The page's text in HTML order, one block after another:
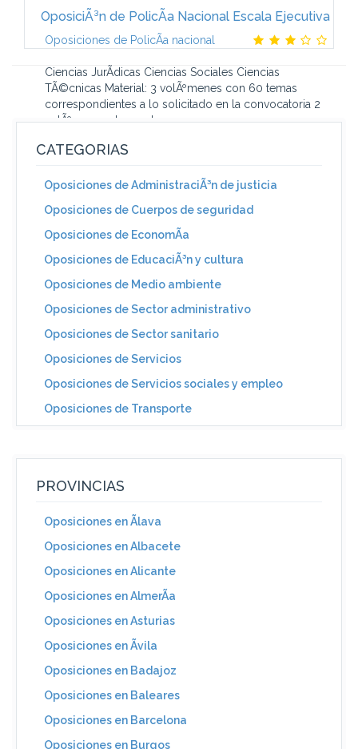
OposiciÃ³n de PolicÃ­a Nacional Escala Ejecutiva
Oposiciones de PolicÃ­a nacional
Ciencias JurÃ­dicas Ciencias Sociales Ciencias
TÃ©cnicas Material: 3 volÃºmenes con 60 temas
correspondientes a lo solicitado en la convocatoria 2
volÃºmenes de pruebas...
CATEGORIAS
Oposiciones de AdministraciÃ³n de justicia
Oposiciones de Cuerpos de seguridad
Oposiciones de EconomÃ­a
Oposiciones de EducaciÃ³n y cultura
Oposiciones de Medio ambiente
Oposiciones de Sector administrativo
Oposiciones de Sector sanitario
Oposiciones de Servicios
Oposiciones de Servicios sociales y empleo
Oposiciones de Transporte
PROVINCIAS
Oposiciones en Ãlava
Oposiciones en Albacete
Oposiciones en Alicante
Oposiciones en AlmerÃ­a
Oposiciones en Asturias
Oposiciones en Ãvila
Oposiciones en Badajoz
Oposiciones en Baleares
Oposiciones en Barcelona
Oposiciones en Burgos